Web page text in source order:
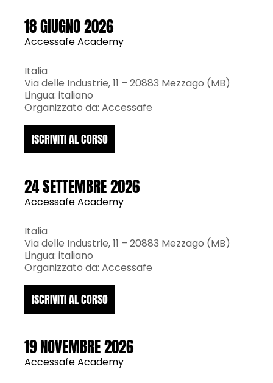
18 GIUGNO 2026
Accessafe Academy
Italia
Via delle Industrie, 11 – 20883 Mezzago (MB)
Lingua: italiano
Organizzato da: Accessafe
ISCRIVITI AL CORSO
24 SETTEMBRE 2026
Accessafe Academy
Italia
Via delle Industrie, 11 – 20883 Mezzago (MB)
Lingua: italiano
Organizzato da: Accessafe
ISCRIVITI AL CORSO
19 NOVEMBRE 2026
Accessafe Academy